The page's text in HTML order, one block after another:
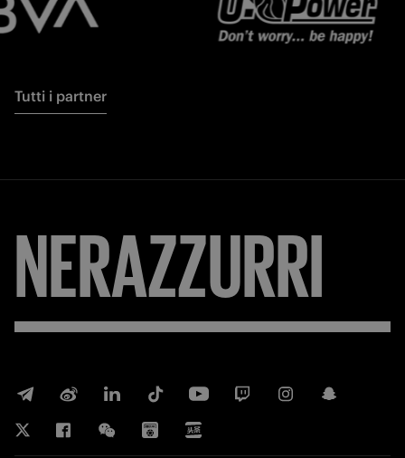
Tutti i partner
NERAZZURRI